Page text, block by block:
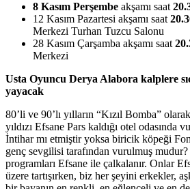
8 Kasım Perşembe akşamı saat
12 Kasım Pazartesi akşamı saat
Merkezi Turhan Tuzcu Salonu
28 Kasım Çarşamba akşamı saat
Merkezi
Usta Oyuncu Derya Alabora kalplere
yayacak
80’li ve 90’lı yılların “Kızıl Bomba”
yıldızı Efsane Pars kaldığı otel odasında
İntihar mı etmiştir yoksa biricik köpeği
genç sevgilisi tarafından vurulmuş
programları Efsane ile çalkalanır. Onlar
üzere tartışırken, biz her şeyini erkekler,